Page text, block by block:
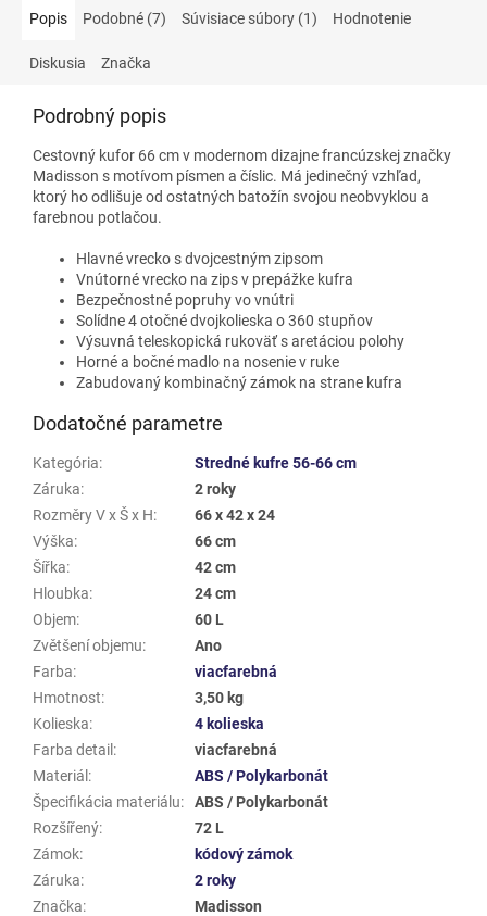
Popis Podobné (7) Súvisiace súbory (1) Hodnotenie
Diskusia Značka
Podrobný popis
Cestovný kufor 66 cm v modernom dizajne francúzskej značky
Madisson s motívom písmen a číslic. Má jedinečný vzhľad,
ktorý ho odlišuje od ostatných batožín svojou neobvyklou a
farebnou potlačou.
Hlavné vrecko s dvojcestným zipsom
Vnútorné vrecko na zips v prepážke kufra
Bezpečnostné popruhy vo vnútri
Solídne 4 otočné dvojkolieska o 360 stupňov
Výsuvná teleskopická rukoväť s aretáciou polohy
Horné a bočné madlo na nosenie v ruke
Zabudovaný kombinačný zámok na strane kufra
Dodatočné parametre
Kategória:
Stredné kufre 56-66 cm
Záruka:
2 roky
Rozměry V x Š x H:
66 x 42 x 24
Výška:
66 cm
Šířka:
42 cm
Hloubka:
24 cm
Objem:
60 L
Zvětšení objemu:
Ano
Farba:
viacfarebná
Hmotnost:
3,50 kg
Kolieska:
4 kolieska
Farba detail :
viacfarebná
Materiál :
ABS / Polykarbonát
Špecifikácia materiálu:
ABS / Polykarbonát
Rozšířený:
72 L
Zámok:
kódový zámok
Záruka:
2 roky
Značka: Madisson